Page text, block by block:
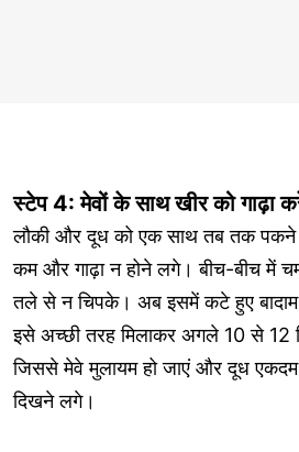
स्टेप 4: मेवों के साथ खीर को गाढ़ा
लौकी और दूध को एक साथ तब तक
कम और गाढ़ा न होने लगे। बीच-बीच में
तले से न चिपके। अब इसमें कटे हुए
इसे अच्छी तरह मिलाकर अगले 10 से 12
जिससे मेवे मुलायम हो जाएं और दूध एकदम
दिखने लगे।